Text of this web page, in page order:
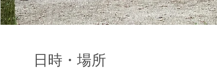
日時・場所